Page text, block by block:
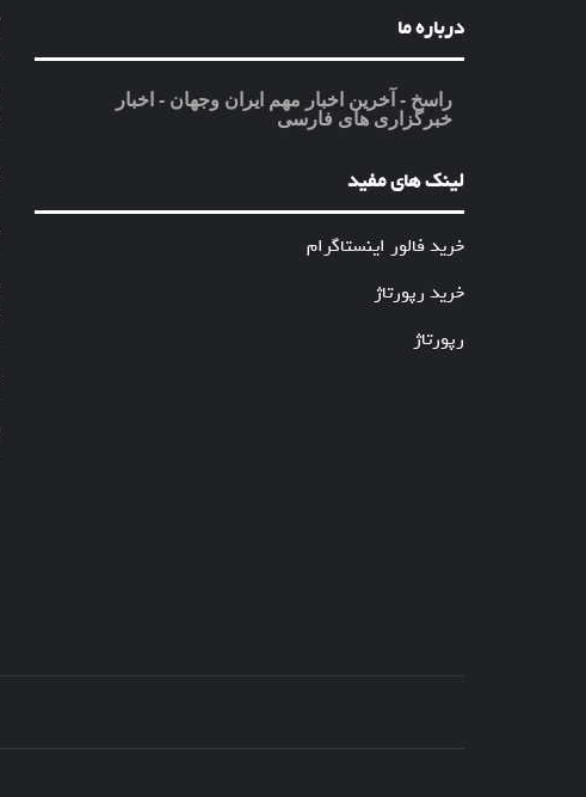
درباره ما
راسخ - آخرین اخبار مهم ایران وجهان - اخبار
خبرگزاری های فارسی
لینک های مفید
خرید فالور اینستاگرام
خرید رپورتاژ
رپورتاژ